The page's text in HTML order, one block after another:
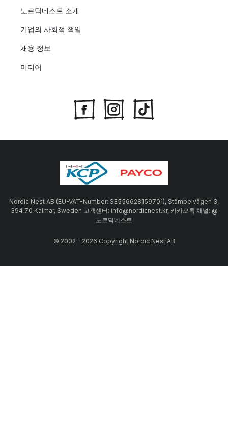
노르딕네스트 소개
기업의 사회적 책임
채용 정보
미디어
Nordic Nest AB (EU-VAT-Number: SE556628159701), Stämpelvägen 3,
394 70 Kalmar, Sweden 고객센터: info@nordicnest.kr, 카카오톡 채널: @
노르딕네스트
© 2002 - 2026 Copyright Nordic Nest AB